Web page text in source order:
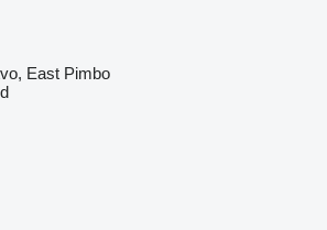
East Pimbo